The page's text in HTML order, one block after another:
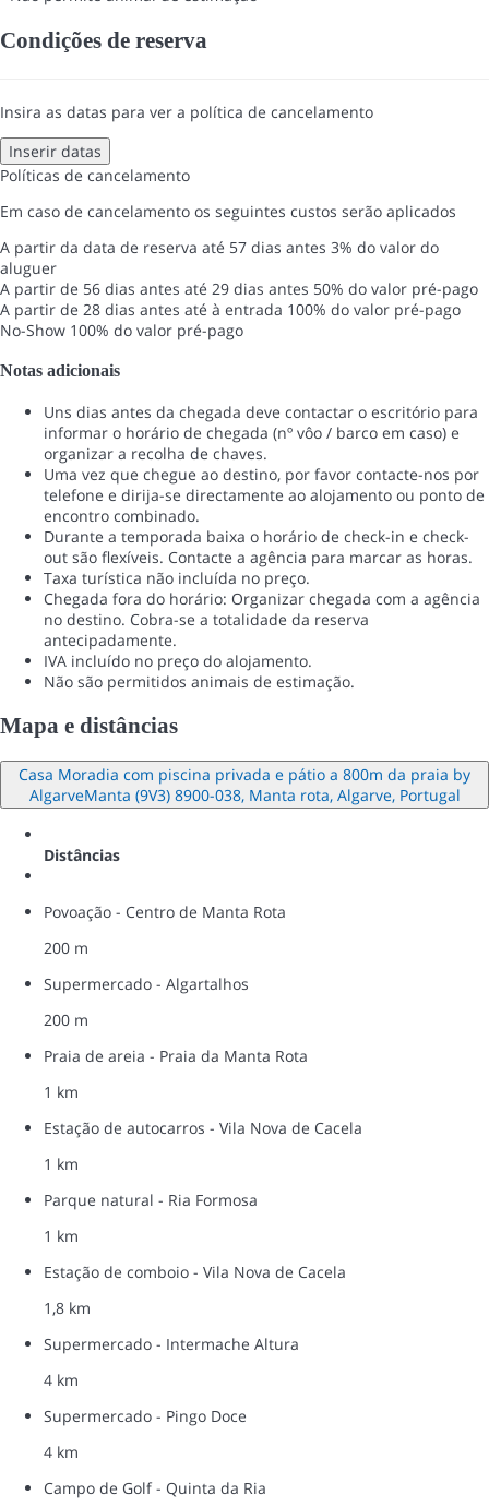
Condições de reserva
Insira as datas para ver a política de cancelamento
Inserir datas
Políticas de cancelamento
Em caso de cancelamento os seguintes custos serão aplicados
A partir da data de reserva até 57 dias antes 3% do valor do
aluguer
A partir de 56 dias antes até 29 dias antes 50% do valor pré-pago
A partir de 28 dias antes até à entrada 100% do valor pré-pago
No-Show 100% do valor pré-pago
Notas adicionais
Uns dias antes da chegada deve contactar o escritório para
informar o horário de chegada (nº vôo / barco em caso) e
organizar a recolha de chaves.
Uma vez que chegue ao destino, por favor contacte-nos por
telefone e dirija-se directamente ao alojamento ou ponto de
encontro combinado.
Durante a temporada baixa o horário de check-in e check-
out são flexíveis. Contacte a agência para marcar as horas.
Taxa turística não incluída no preço.
Chegada fora do horário: Organizar chegada com a agência
no destino. Cobra-se a totalidade da reserva
antecipadamente.
IVA incluído no preço do alojamento.
Não são permitidos animais de estimação.
Mapa e distâncias
Casa Moradia com piscina privada e pátio a 800m da praia by
AlgarveManta (9V3) 8900-038, Manta rota, Algarve, Portugal
Distâncias
Povoação - Centro de Manta Rota
200 m
Supermercado - Algartalhos
200 m
Praia de areia - Praia da Manta Rota
1 km
Estação de autocarros - Vila Nova de Cacela
1 km
Parque natural - Ria Formosa
1 km
Estação de comboio - Vila Nova de Cacela
1,8 km
Supermercado - Intermache Altura
4 km
Supermercado - Pingo Doce
4 km
Campo de Golf - Quinta da Ria